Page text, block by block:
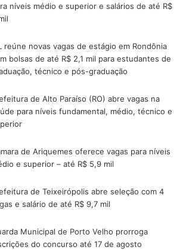
níveis médio e superior e salários de até R$
reúne novas vagas de estágio em Rondônia
bolsas de até R$ 2,1 mil para estudantes de
técnico e pós-graduação
de Alto Paraíso (RO) abre vagas na
para níveis fundamental, médio, técnico e
de Ariquemes oferece vagas para níveis
e superior – até R$ 5,9 mil
de Teixeirópolis abre seleção com 4
e salário de até R$ 9,7 mil
Municipal de Porto Velho prorroga
do concurso até 17 de agosto